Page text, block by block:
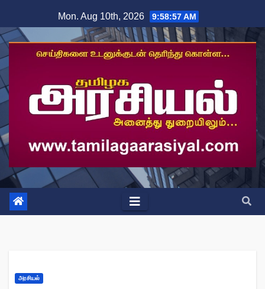
to
content
Mon. Aug 10th, 2026 9:58:58 AM
அரசியல்